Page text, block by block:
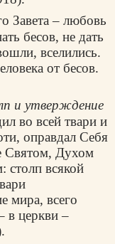
Завета – любовь
бесов, не дать
вселились.
от бесов.
и утверждение
во всей твари и
оправдал Себя
Святом, Духом
всякой
мира, всего
в церкви –